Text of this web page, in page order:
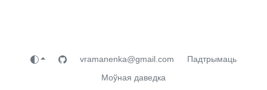
vramanenka@gmail.com
Падтрымаць
Моўная даведка